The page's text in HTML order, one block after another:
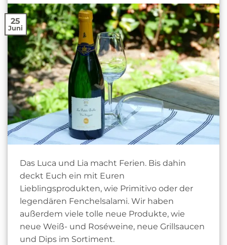
25
Juni
Das Luca und Lia macht Ferien. Bis dahin
deckt Euch ein mit Euren
Lieblingsprodukten, wie Primitivo oder der
legendären Fenchelsalami. Wir haben
außerdem viele tolle neue Produkte, wie
neue Weiß- und Roséweine, neue Grillsaucen
und Dips im Sortiment.